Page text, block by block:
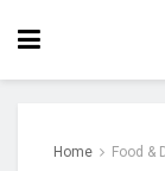
Home Food &